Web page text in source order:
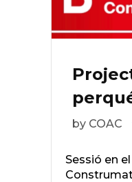
by COAC
Sessió en